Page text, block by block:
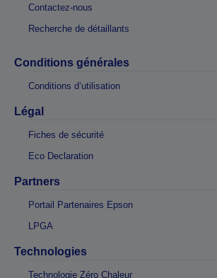
Contactez-nous
Recherche de détaillants
Conditions générales
Conditions d’utilisation
Légal
Fiches de sécurité
Eco Declaration
Partners
Portail Partenaires Epson
LPGA
Technologies
Technologie Zéro Chaleur